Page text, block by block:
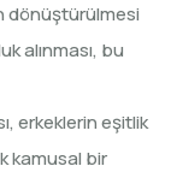
dönüştürülmesi
alınması, bu
erkeklerin eşitlik
kamusal bir